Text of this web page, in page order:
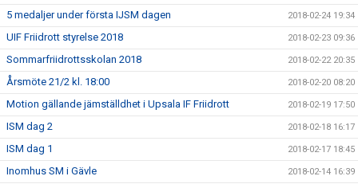
5 medaljer under första IJSM dagen 2018-02-24 19:34
UIF Friidrott styrelse 2018 2018-02-23 09:36
Sommarfriidrottsskolan 2018 2018-02-22 20:35
Årsmöte 21/2 kl. 18:00 2018-02-20 08:20
Motion gällande jämställdhet i Upsala IF Friidrott 2018-02-19 17:50
ISM dag 2 2018-02-18 16:17
ISM dag 1 2018-02-17 18:45
Inomhus SM i Gävle 2018-02-14 16:39